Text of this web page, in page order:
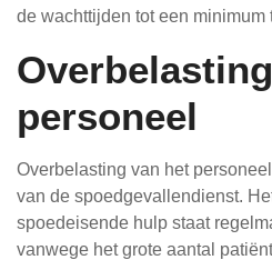
de wachttijden tot een minimum
personeel
Overbelasting van het
van de spoedgevallendienst.
spoedeisende hulp staat
vanwege het grote aantal